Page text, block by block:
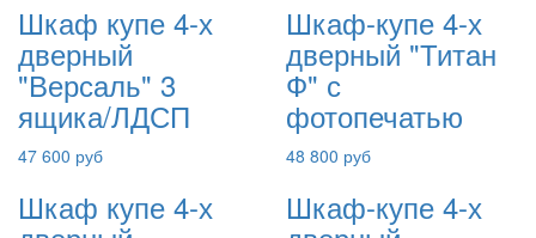
Шкаф купе 4-х
дверный
"Версаль" 3
ящика/ЛДСП
47 600 руб
Шкаф-купе 4-х
дверный "Титан
Ф" с
фотопечатью
48 800 руб
Шкаф купе 4-х Шкаф-купе 4-х